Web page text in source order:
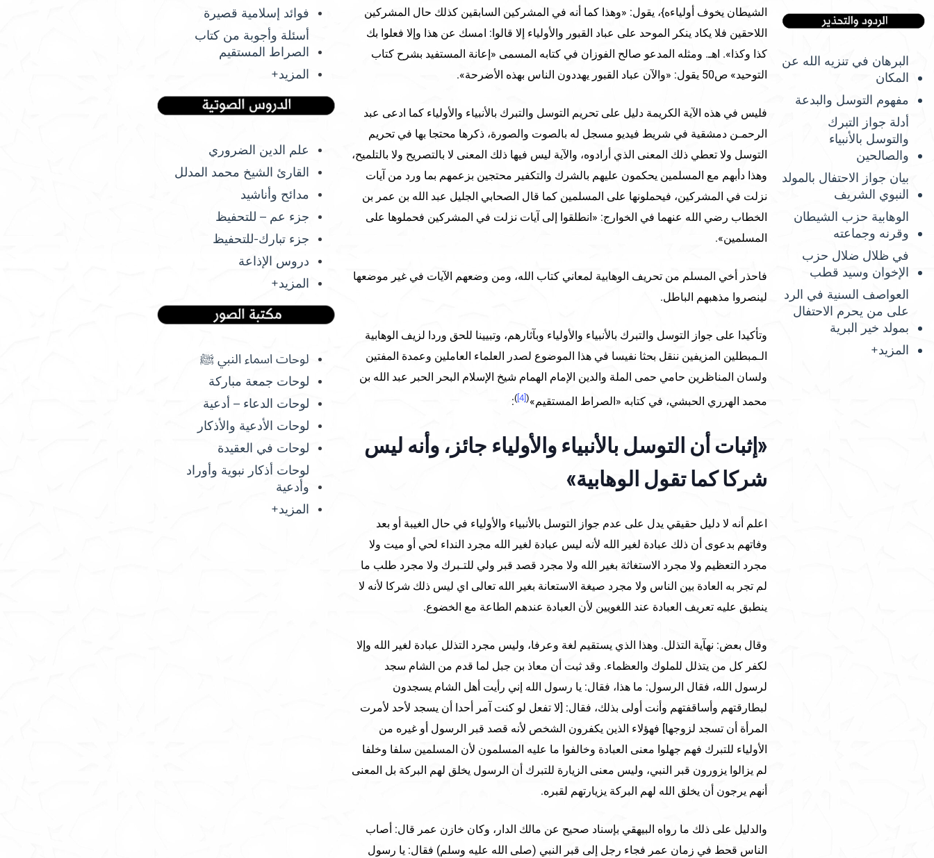
البرهان في تنزيه الله عن
المكان
مفهوم التوسل والبدعة
أدلة جواز التبرك
والتوسل بالأنبياء
والصالحين
بيان جواز الاحتفال بالمولد
النبوي الشريف
الوهابية حزب الشيطان
وقرنه وجماعته
في ظلال ضلال حزب
الإخوان وسيد قطب
العواصف السنية في الرد
على من يحرم الاحتفال
بمولد خير البرية
المزيد+
الشيطان يخوف أولياءه}، يقول: «وهذا كما أنه في المشركين السابقين كذلك حال المشركين
اللاحقين فلا يكاد ينكر الموحد على عباد القبور والأولياء إلا قالوا: امسك عن هذا وإلا فعلوا بك
كذا وكذا». اهـ. ومثله المدعو صالح الفوزان في كتابه المسمى «إعانة المستفيد بشرح كتاب
التوحيد» ص50 يقول: «والآن عباد القبور يهددون الناس بهذه الأضرحة».
فليس في هذه الآية الكريمة دليل على تحريم التوسل والتبرك بالأنبياء والأولياء كما ادعى عبد
الرحمـن دمشقية في شريط فيديو مسجل له بالصوت والصورة، ذكرها محتجا بها في تحريم
التوسل ولا تعطي ذلك المعنى الذي أرادوه، والآية ليس فيها ذلك المعنى لا بالتصريح ولا بالتلميح،
وهذا دأبهم مع المسلمين يحكمون عليهم بالشرك والتكفير محتجين بزعمهم بما ورد من آيات
نزلت في المشركين، فيحملونها على المسلمين كما قال الصحابي الجليل عبد الله بن عمر بن
الخطاب رضي الله عنهما في الخوارج: «انطلقوا إلى آيات نزلت في المشركين فحملوها على
المسلمين».
فاحذر أخي المسلم من تحريف الوهابية لمعاني كتاب الله، ومن وضعهم الآيات في غير موضعها
لينصروا مذهبهم الباطل.
وتأكيدا على جواز التوسل والتبرك بالأنبياء والأولياء وبآثارهم، وتبيينا للحق وردا لزيف الوهابية
الـمبطلين المزيفين ننقل بحثا نفيسا في هذا الموضوع لصدر العلماء العاملين وعمدة المفتين
ولسان المناظرين حامي حمى الملة والدين الإمام الهمام شيخ الإسلام البحر الحبر عبد الله بن
محمد الهرري الحبشي، في كتابه «الصراط المستقيم»(
[4]
)
:
«إثبات أن التوسل بالأنبياء والأولياء جائز، وأنه ليس
شركا كما تقول الوهابية»
اعلم أنه لا دليل حقيقي يدل على عدم جواز التوسل بالأنبياء والأولياء في حال الغيبة أو بعد
وفاتهم بدعوى أن ذلك عبادة لغير الله لأنه ليس عبادة لغير الله مجرد النداء لحي أو ميت ولا
مجرد التعظيم ولا مجرد الاستغاثة بغير الله ولا مجرد قصد قبر ولي للتـبرك ولا مجرد طلب ما
لم تجر به العادة بين الناس ولا مجرد صيغة الاستعانة بغير الله تعالى اي ليس ذلك شركا لأنه لا
ينطبق عليه تعريف العبادة عند اللغويين لأن العبادة عندهم الطاعة مع الخضوع.
وقال بعض: نهآية التذلل. وهذا الذي يستقيم لغة وعرفا، وليس مجرد التذلل عبادة لغير الله وإلا
لكفر كل من يتذلل للملوك والعظماء. وقد ثبت أن معاذ بن جبل لما قدم من الشام سجد
لرسول الله، فقال الرسول: ما هذا، فقال: يا رسول الله إني رأيت أهل الشام يسجدون
لبطارقتهم وأساقفتهم وأنت أولى بذلك، فقال: [لا تفعل لو كنت آمر أحدا أن يسجد لأحد لأمرت
المرأة أن تسجد لزوجها] فهؤلاء الذين يكفرون الشخص لأنه قصد قبر الرسول أو غيره من
الأولياء للتبرك فهم جهلوا معنى العبادة وخالفوا ما عليه المسلمون لأن المسلمين سلفا وخلفا
لم يزالوا يزورون قبر النبي، وليس معنى الزيارة للتبرك أن الرسول يخلق لهم البركة بل المعنى
أنهم يرجون أن يخلق الله لهم البركة يزيارتهم لقبره.
والدليل على ذلك ما رواه البيهقي بإسناد صحيح عن مالك الدار، وكان خازن عمر قال: أصاب
الناس قحط في زمان عمر فجاء رجل إلى قبر النبي (صلى الله عليه وسلم) فقال: يا رسول
فوائد إسلامية قصيرة
أسئلة وأجوبة من كتاب
الصراط المستقيم
المزيد+
علم الدين الضروري
القارئ الشيخ محمد المدلل
مدائح وأناشيد
جزء عم – للتحفيظ
جزء تبارك-للتحفيظ
دروس الإذاعة
المزيد+
لوحات اسماء النبي ﷺ
لوحات جمعة مباركة
لوحات الدعاء – أدعية
لوحات الأدعية والأذكار
لوحات في العقيدة
لوحات أذكار نبوية وأوراد
وأدعية
المزيد+